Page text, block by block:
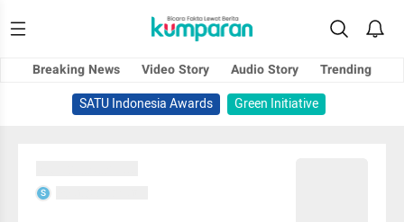
Breaking News Video Story Audio Story
Trending
SATU Indonesia Awards
Green Initiative
S